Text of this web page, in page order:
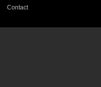
Contact